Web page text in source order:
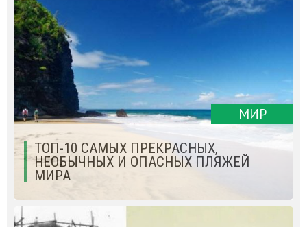
МИР
ТОП-10 САМЫХ ПРЕКРАСНЫХ,
НЕОБЫЧНЫХ И ОПАСНЫХ ПЛЯЖЕЙ
МИРА